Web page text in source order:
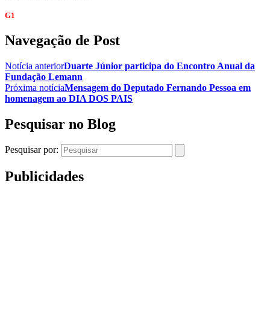
G1
Navegação de Post
Notícia anteriorDuarte Júnior participa do Encontro Anual da
Fundação Lemann
Próxima notíciaMensagem do Deputado Fernando Pessoa em
homenagem ao DIA DOS PAIS
Pesquisar no Blog
Pesquisar por:
Publicidades